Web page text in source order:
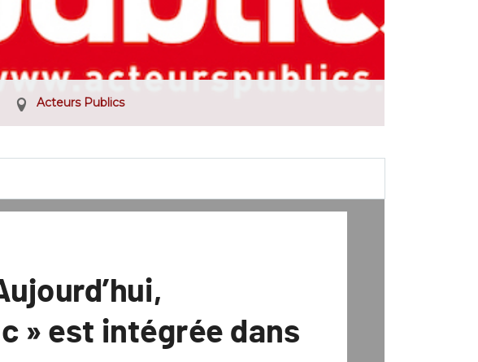
Acteurs Publics
d’hui,
» est intégrée dans